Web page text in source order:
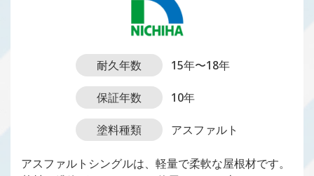
耐久年数 15年〜18年
保証年数 10年
塗料種類 アスファルト
アスファルトシングルは、軽量で柔軟な屋根材です。